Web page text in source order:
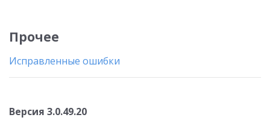
Прочее
Исправленные ошибки
Версия 3.0.49.20